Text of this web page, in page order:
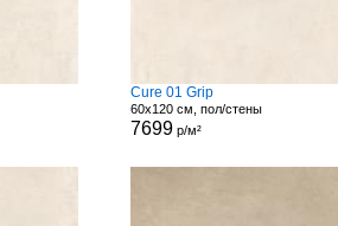
Cure 01 Grip
60x120 см, пол/стены
7699р/м²